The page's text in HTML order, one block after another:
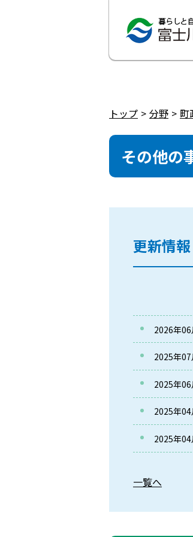
トップ 分野 町
その他の
更新情報
2026年
2025年
2025年
2025年
2025年
一覧へ